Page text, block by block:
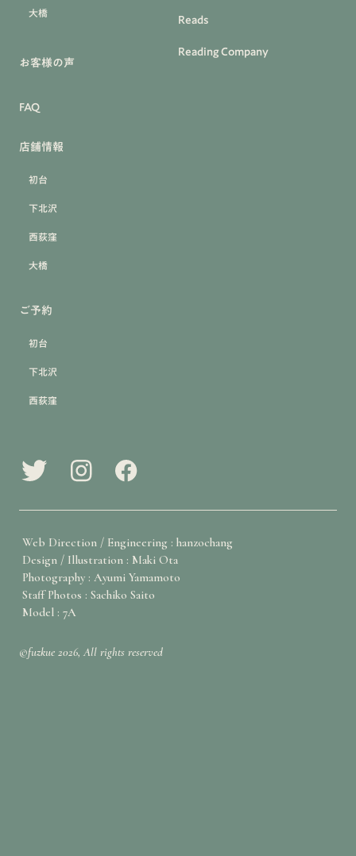
大橋
お客様の声
FAQ
店舗情報
初台
下北沢
西荻窪
大橋
ご予約
初台
下北沢
西荻窪
Reads
Reading Company
Web Direction / Engineering : hanzochang
Design / Illustration : Maki Ota
Photography : Ayumi Yamamoto
Staff Photos : Sachiko Saito
Model : 7A
©fuzkue 2026, All rights reserved